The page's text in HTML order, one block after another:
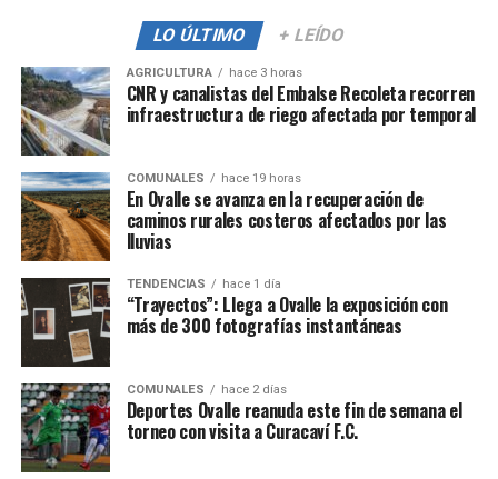
LO ÚLTIMO + LEÍDO
AGRICULTURA hace 3 horas
CNR y canalistas del Embalse Recoleta recorren
infraestructura de riego afectada por temporal
COMUNALES hace 19 horas
En Ovalle se avanza en la recuperación de
caminos rurales costeros afectados por las
lluvias
TENDENCIAS hace 1 día
“Trayectos”: Llega a Ovalle la exposición con
más de 300 fotografías instantáneas
COMUNALES hace 2 días
Deportes Ovalle reanuda este fin de semana el
torneo con visita a Curacaví F.C.